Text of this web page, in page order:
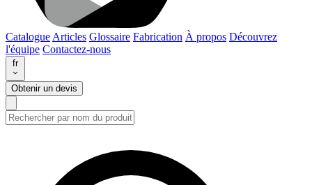
Catalogue Articles Glossaire Fabrication À propos Découvrez
l'équipe Contactez-nous
fr
Obtenir un devis